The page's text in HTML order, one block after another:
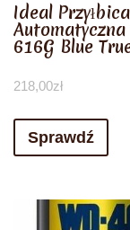
Ideal Przyłbica
616G Blue
218,00zł
Sprawdź